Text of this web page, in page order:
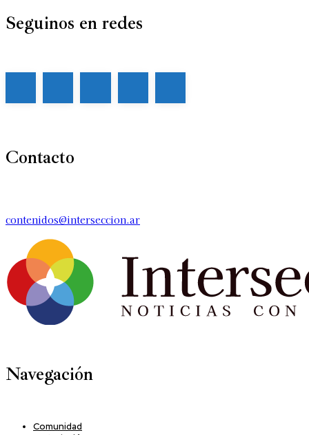
Seguinos en redes
Contacto
contenidos@interseccion.ar
Navegación
Comunidad